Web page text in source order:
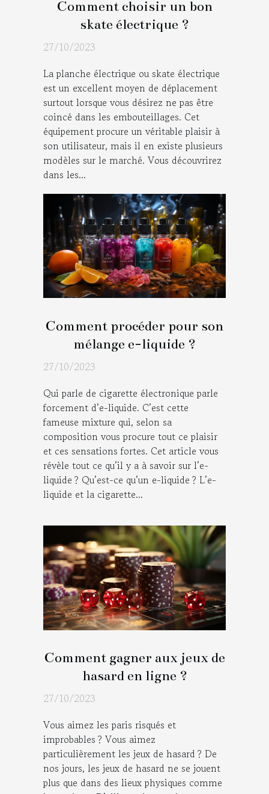
Comment choisir un bon
skate électrique ?
27/10/2023
La planche électrique ou skate électrique
est un excellent moyen de déplacement
surtout lorsque vous désirez ne pas être
coincé dans les embouteillages. Cet
équipement procure un véritable plaisir à
son utilisateur, mais il en existe plusieurs
modèles sur le marché. Vous découvrirez
dans les...
Comment procéder pour son
mélange e-liquide ?
27/10/2023
Qui parle de cigarette électronique parle
forcement d’e-liquide. C’est cette
fameuse mixture qui, selon sa
composition vous procure tout ce plaisir
et ces sensations fortes. Cet article vous
révèle tout ce qu’il y a à savoir sur l’e-
liquide ? Qu’est-ce qu’un e-liquide ? L’e-
liquide et la cigarette...
Comment gagner aux jeux de
hasard en ligne ?
27/10/2023
Vous aimez les paris risqués et
improbables ? Vous aimez
particulièrement les jeux de hasard ? De
nos jours, les jeux de hasard ne se jouent
plus que dans des lieux physiques comme